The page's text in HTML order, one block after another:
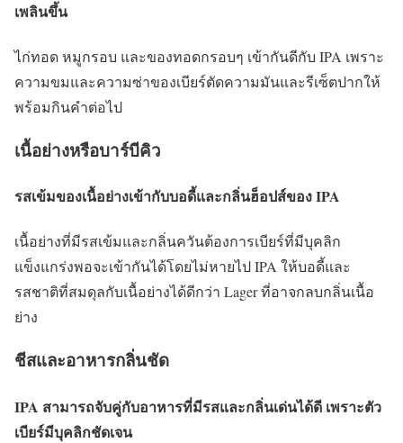
เพลินขึ้น
ไก่ทอด หมูกรอบ และของทอดกรอบๆ เข้ากันดีกับ IPA เพราะ
ความขมและความซ่าของเบียร์ตัดความมันและรีเซ็ตปากให้
พร้อมกินคำต่อไป
เนื้อย่างหรือบาร์บีคิว
รสเข้มของเนื้อย่างเข้ากับบอดี้และกลิ่นฮ็อปส์ของ IPA
เนื้อย่างที่มีรสเข้มและกลิ่นควันต้องการเบียร์ที่มีบุคลิก
แข็งแกร่งพอจะเข้ากันได้โดยไม่หายไป IPA ให้บอดี้และ
รสชาติที่สมดุลกับเนื้อย่างได้ดีกว่า Lager ที่อาจกลบกลิ่นเนื้อ
ย่าง
ชีสและอาหารกลิ่นชัด
IPA สามารถจับคู่กับอาหารที่มีรสและกลิ่นเด่นได้ดี เพราะตัว
เบียร์มีบุคลิกชัดเจน